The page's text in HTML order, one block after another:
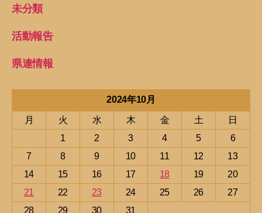
未分類
活動報告
県連情報
2024年10月
月 火 水 木 金 土
日
1
2 3 4 5
6
7
8 9 10 11 12
13
14
15 16 17 18 19
20
21
22 23 24 25 26
27
28
29 30 31